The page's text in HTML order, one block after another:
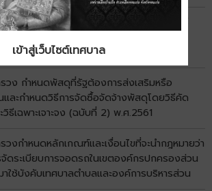
วง กำหนดกรณีการจัดซื้อจัดจ้างพัสดุโดยวิธี
วง กำหนดพัสดุที่รัฐต้องการส่งเสริมหรือ
ละกำหนดวิธีการจัดซื้อจัดจ้างพัสดุโดยวิธีคัด
วิธีเฉพาะเจาะจง (ฉบับที่ 2) พ.ศ.2561
วงกำหนดหลักเกณฑ์และเงื่อนไขที่จะนำกฎหมายว่า
ดระเบียบการจอดรถในเขตองค์กรปกครองส่วน
ใช้บังคับเทศบาลตำบลและองค์การบริหารส่วน
เข้าสู่เว็บไซต์เทศบาล